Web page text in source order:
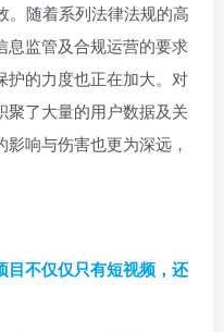
。随着系列法律法规的高
息监管及合规运营的要求
护的力度也正在加大。对
聚了大量的用户数据及关
响与伤害也更为深远，
目不仅仅只有短视频，还